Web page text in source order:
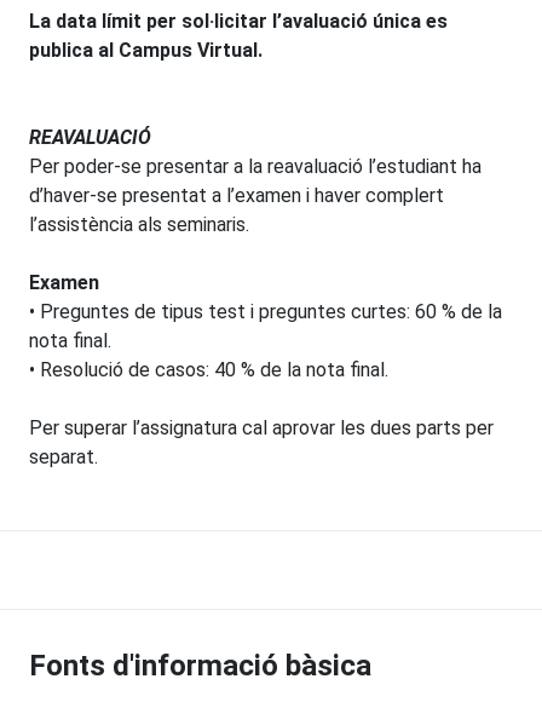
La data límit per sol·licitar l’avaluació única es
publica al Campus Virtual.
REAVALUACIÓ
Per poder-se presentar a la reavaluació l’estudiant ha
d’haver-se presentat a l’examen i haver complert
l’assistència als seminaris.
Examen
• Preguntes de tipus test i preguntes curtes: 60 % de la
nota final.
• Resolució de casos: 40 % de la nota final.
Per superar l’assignatura cal aprovar les dues parts per
separat.
Fonts d'informació bàsica